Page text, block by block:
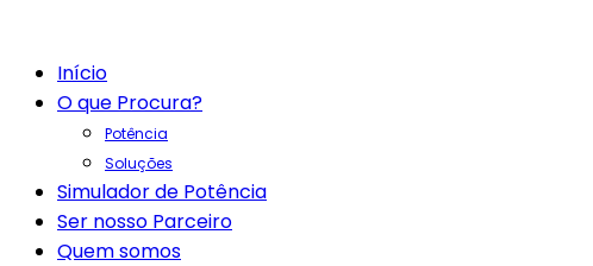
Início
O que Procura?
Potência
Soluções
Simulador de Potência
Ser nosso Parceiro
Quem somos